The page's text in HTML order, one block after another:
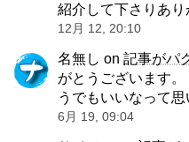
紹介して下さりあ
12月 12, 20:10
名無し on 記事がパ
がとうございます
うでもいいなって
6月 19, 09:04